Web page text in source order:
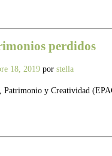
perdidos
18, 2019 por stella
y Creatividad